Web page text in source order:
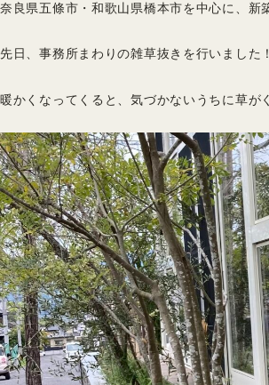
奈良県五條市・和歌山県橋本市を中心に、新
先日、事務所まわりの雑草抜きを行いました！
暖かくなってくると、気づかないうちに草